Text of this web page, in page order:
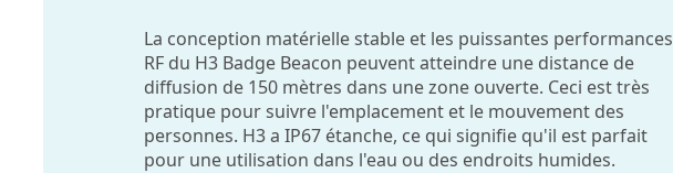
La conception matérielle stable et les puissantes performances
RF du H3 Badge Beacon peuvent atteindre une distance de
diffusion de 150 mètres dans une zone ouverte. Ceci est très
pratique pour suivre l'emplacement et le mouvement des
personnes. H3 a IP67 étanche, ce qui signifie qu'il est parfait
pour une utilisation dans l'eau ou des endroits humides.